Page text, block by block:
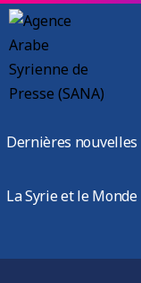
Dernières nouvelles
La Syrie et le Monde